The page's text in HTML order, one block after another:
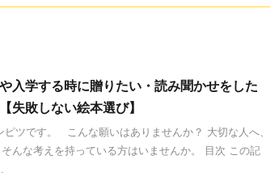
入学する時に贈りたい・読み聞かせをした
失敗しない絵本選び】
ピツです。 こんな願いはありませんか？ 大切な人へ、
んな考えを持っている方はいませんか。 目次 この記